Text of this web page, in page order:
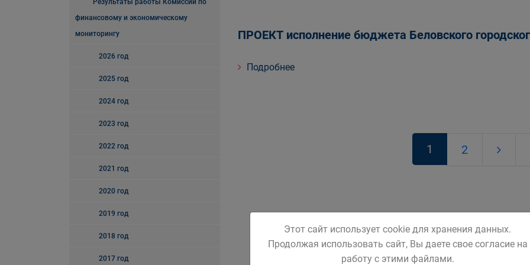
Результаты работы Комиссии по
финансовому и экономическому
мониторингу
2026 год
2025 год
2024 год
2023 год
2022 год
2021 год
2020 год
2019 год
2018 год
2017 год
ПРОЕКТ исполнение бюджета Беловского
Подробнее
1 2
Этот сайт использует cookie для хранения данных.
Продолжая использовать сайт, Вы даете свое согласие на
работу с этими файлами.